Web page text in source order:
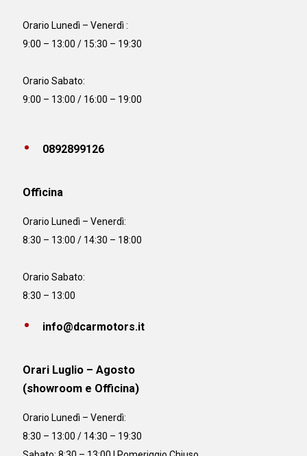
Orario Lunedì – Venerdì :
9:00 – 13:00 / 15:30 – 19:30
Orario Sabato:
9:00 – 13:00 / 16:00 – 19:00
0892899126
Officina
Orario Lunedì – Venerdì:
8:30 – 13:00 / 14:30 – 18:00
Orario Sabato:
8:30 – 13:00
info@dcarmotors.it
Orari Luglio – Agosto
(showroom e Officina)
Orario Lunedì – Venerdì:
8:30 – 13:00 / 14:30 – 19:30